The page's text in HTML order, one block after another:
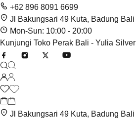
+62 896 8091 6699
Jl Bakungsari 49 Kuta, Badung Bali
Mon-Sun: 10:00 - 20:00
Kunjungi Toko Perak Bali - Yulia Silver
Jl Bakungsari 49 Kuta, Badung Bali